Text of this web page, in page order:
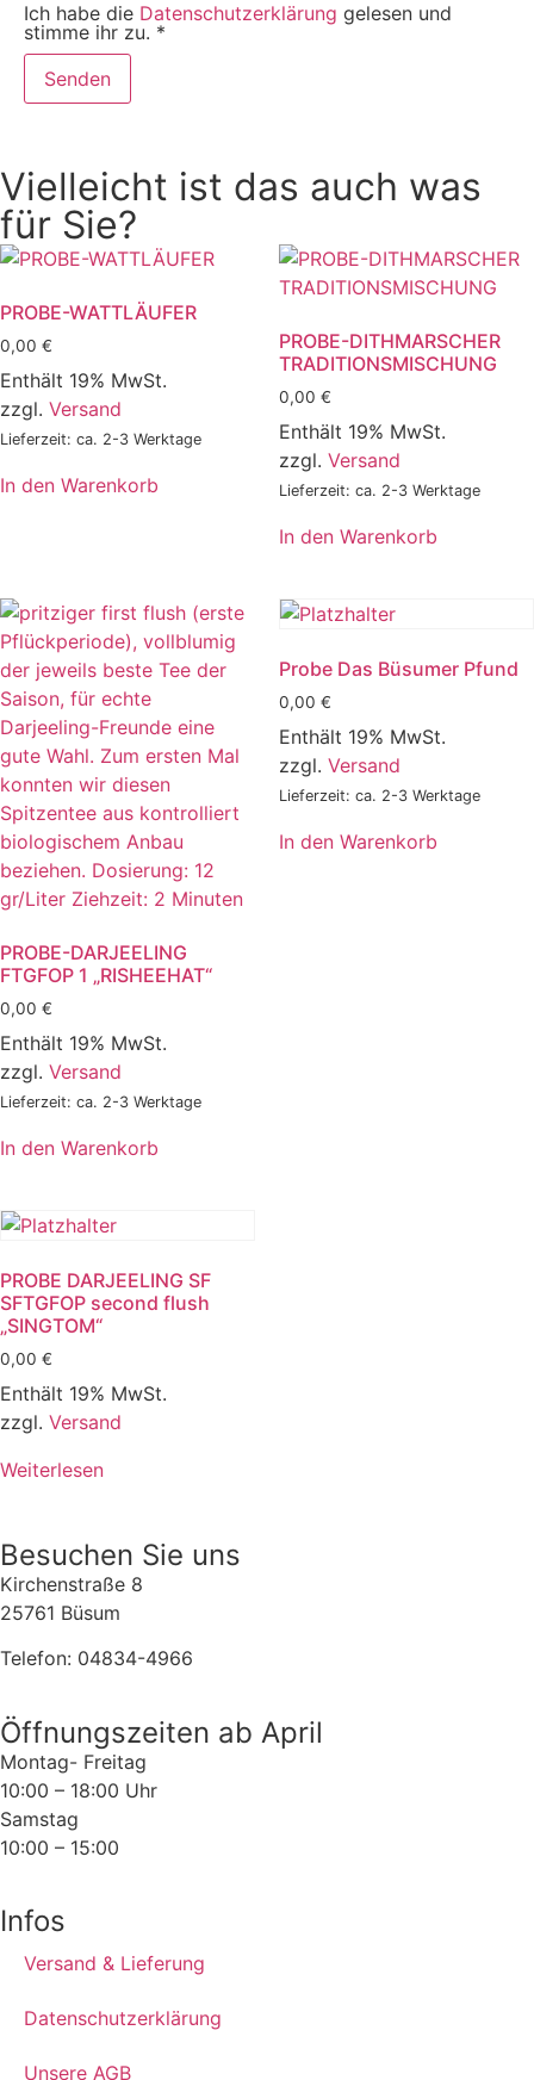
Ich habe die Datenschutzerklärung gelesen und
stimme ihr zu. *
Vielleicht ist das auch was
für Sie?
PROBE-WATTLÄUFER
0,00 €
Enthält 19% MwSt.
zzgl. Versand
Lieferzeit: ca. 2-3 Werktage
In den Warenkorb
PROBE-DITHMARSCHER
TRADITIONSMISCHUNG
0,00 €
Enthält 19% MwSt.
zzgl. Versand
Lieferzeit: ca. 2-3 Werktage
In den Warenkorb
PROBE-DARJEELING
FTGFOP 1 „RISHEEHAT“
0,00 €
Enthält 19% MwSt.
zzgl. Versand
Lieferzeit: ca. 2-3 Werktage
In den Warenkorb
Probe Das Büsumer Pfund
0,00 €
Enthält 19% MwSt.
zzgl. Versand
Lieferzeit: ca. 2-3 Werktage
In den Warenkorb
PROBE DARJEELING SF
SFTGFOP second flush
„SINGTOM“
0,00 €
Enthält 19% MwSt.
zzgl. Versand
Weiterlesen
Besuchen Sie uns
Kirchenstraße 8
25761 Büsum
Telefon: 04834-4966
Öffnungszeiten ab April
Montag- Freitag
10:00 – 18:00 Uhr
Samstag
10:00 – 15:00
Infos
Versand & Lieferung
Datenschutzerklärung
Unsere AGB